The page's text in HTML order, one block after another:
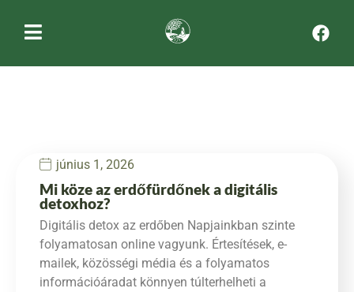
június 1, 2026
Mi köze az erdőfürdőnek a digitális
detoxhoz?
Digitális detox az erdőben Napjainkban szinte
folyamatosan online vagyunk. Értesítések, e-
mailek, közösségi média és a folyamatos
információáradat könnyen túlterhelheti a